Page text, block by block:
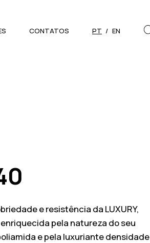
CONTATOS PT
EN
e resistência da LUXURY,
pela natureza do seu
e pela luxuriante densidade